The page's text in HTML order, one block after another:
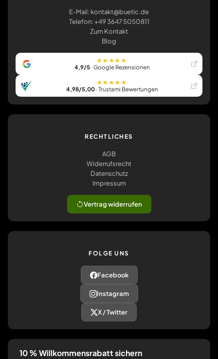
E-Mail: kontakt@buetic.de
Telefon: +49 3647 5050811
Zum Kontakt
Blog
★★★★★
4,9/5· Google Rezensionen
★★★★★
4,98/5,00· Trustami Bewertungen
RECHTLICHES
AGB
Widerrufsrecht
Datenschutz
Impressum
Vertrag widerrufen
FOLGE UNS
Facebook
Instagram
X / Twitter
10 % Willkommensrabatt sichern